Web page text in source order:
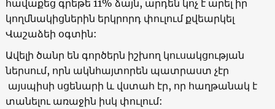
հավաքեց գրեթե 11% ձայն, արդեն կոչ է արել իր
կողմնակիցներին երկրորդ փուլում քվեարկել
Վաշաձեի օգտին:
Ավելի ծանր են գործերն իշխող կուսակցության
ներսում, որն ակնհայտորեն պատրաստ չէր
այսպիսի սցենարի և վստահ էր, որ հաղթանակ է
տանելու առաջին իսկ փուլում: